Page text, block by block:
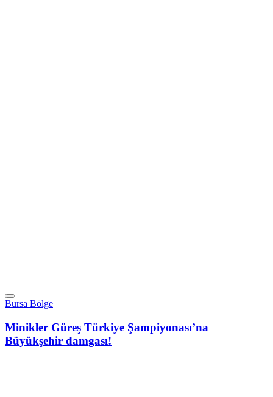
Bursa Bölge
Minikler Güreş Türkiye Şampiyonası’na
Büyükşehir damgası!